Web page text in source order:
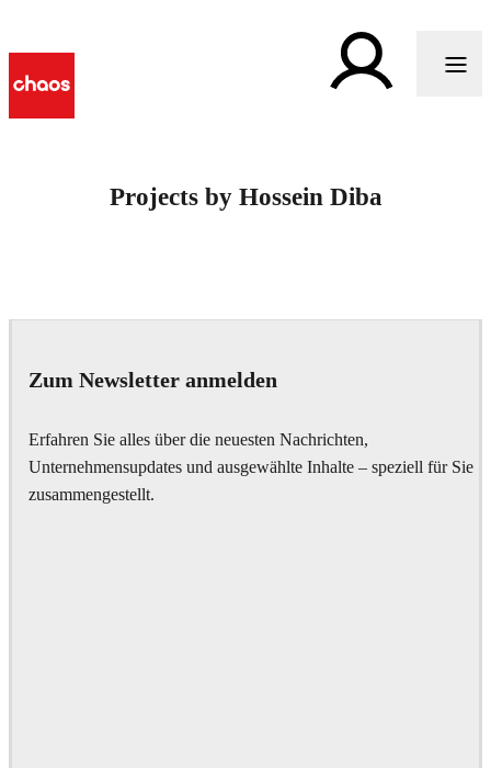
Projects by Hossein Diba
Zum Newsletter anmelden
Erfahren Sie alles über die neuesten Nachrichten,
Unternehmensupdates und ausgewählte Inhalte – speziell für Sie
zusammengestellt.